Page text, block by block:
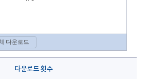
다운로드 횟수